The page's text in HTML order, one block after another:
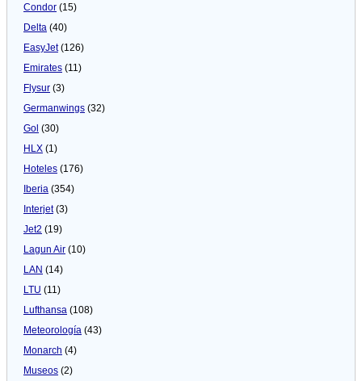
Condor (15)
Delta (40)
EasyJet(126)
Emirates (11)
Flysur (3)
Germanwings (32)
Gol (30)
HLX (1)
Hoteles (176)
Iberia (354)
Interjet(3)
Jet2 (19)
Lagun Air (10)
LAN (14)
LTU (11)
Lufthansa (108)
Meteorologí­a (43)
Monarch (4)
Museos (2)